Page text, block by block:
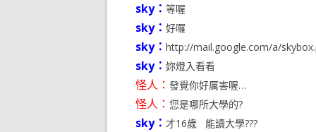
sky： 等喔
sky： 好囉
sky： http://mail.google.com/a/
sky： 妳燈入看看
怪人： 發覺你好厲害喔…
怪人： 您是哪所大學的?
sky： 才16歲 能讀大學???